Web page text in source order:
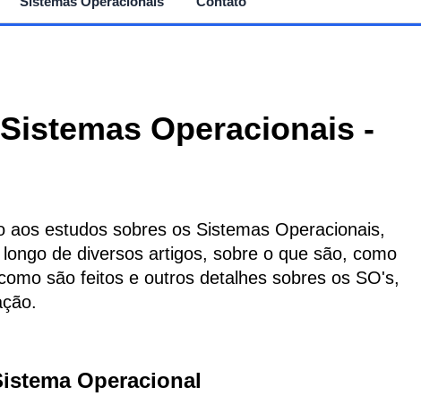
Operacionais -
aos estudos sobres os Sistemas Operacionais,
de diversos artigos, sobre o que são, como
são feitos e outros detalhes sobres os SO's,
Operacional